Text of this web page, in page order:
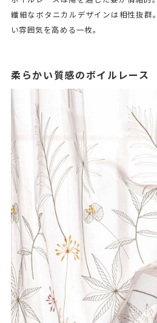
繊細なボタニカルデザインは相性抜群
い雰囲気を高める一枚。
柔らかい質感のボイルレース